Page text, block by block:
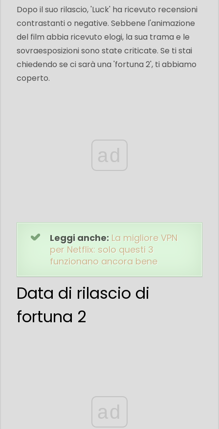
Dopo il suo rilascio, 'Luck' ha ricevuto recensioni
contrastanti o negative. Sebbene l'animazione
del film abbia ricevuto elogi, la sua trama e le
sovraesposizioni sono state criticate. Se ti stai
chiedendo se ci sarà una 'fortuna 2', ti abbiamo
coperto.
ad
Leggi anche: La migliore VPN
per Netflix: solo questi 3
funzionano ancora bene
Data di rilascio di
fortuna 2
ad